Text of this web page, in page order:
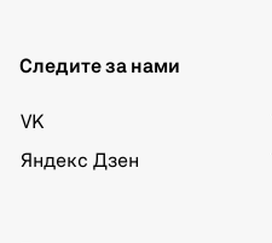
Следите за нами
VK
Яндекс Дзен